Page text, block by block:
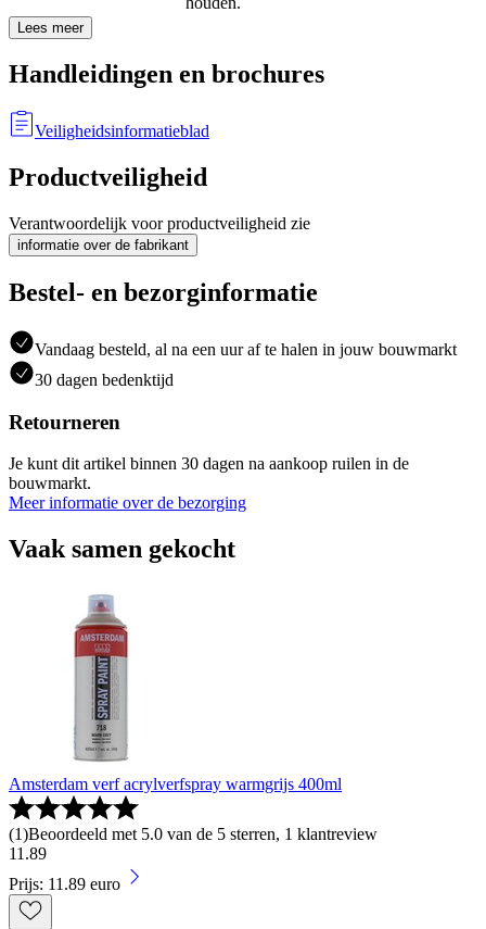
Lees meer
Handleidingen en brochures
Veiligheidsinformatieblad
Productveiligheid
Verantwoordelijk voor productveiligheid zie
informatie over de fabrikant
Bestel- en bezorginformatie
Vandaag besteld, al na een uur af te halen in jouw bouwmarkt
30 dagen bedenktijd
Retourneren
Je kunt dit artikel binnen 30 dagen na aankoop ruilen in de
bouwmarkt.
Meer informatie over de bezorging
Vaak samen gekocht
Amsterdam verf acrylverfspray warmgrijs 400ml
(1)Beoordeeld met 5.0 van de 5 sterren, 1 klantreview
11 .89
Prijs: 11.89 euro